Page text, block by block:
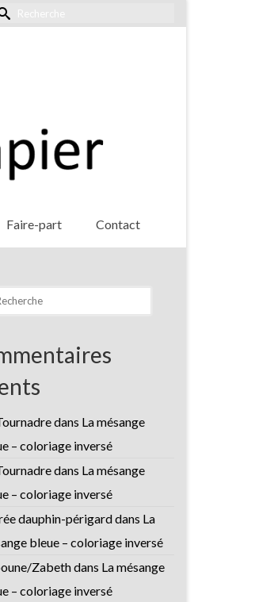
:
Faire-part Contact
:
dans La mésange
– coloriage inversé
dans La mésange
– coloriage inversé
dauphin-périgarddans La
bleue – coloriage inversé
Zabethdans La mésange
– coloriage inversé